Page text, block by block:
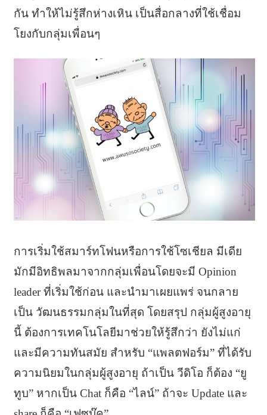
กัน ทำให้ไม่รู้สึกห่างเหิน เป็นสื่อกลางที่ใช้เชื่อม
โยงกับกลุ่มเพื่อนๆ
การเริ่มใช้สมาร์ทโฟนหรือการใช้โซเชียล มีเดีย
มักมีอิทธิพลมาจากกลุ่มเพื่อนโดยจะมี Opinion
leader ที่เริ่มใช้ก่อน และนำมาเผยแพร่ จนกลาย
เป็น วัฒนธรรมกลุ่มในที่สุด โดยสรุป กลุ่มผู้สูงอายุ
นี้ ต้องการเทคโนโลยีมาช่วยให้รู้สึกว่า ยังไม่แก่
และมีความทันสมัย สำหรับ “แพลตฟอร์ม” ที่ได้รับ
ความนิยมในกลุ่มผู้สูงอายุ ถ้าเป็น วีดิโอ ก็ต้อง “ยู
ทูบ” หากเป็น Chat ก็คือ “ไลน์” ถ้าจะ Update และ